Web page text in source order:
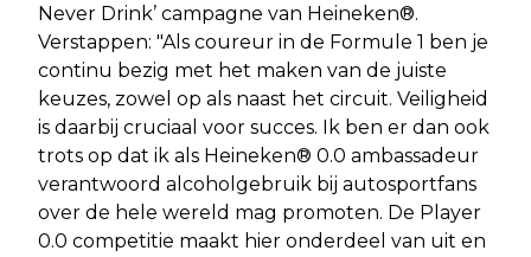
Never Drink’ campagne van Heineken®.
Verstappen: "Als coureur in de Formule 1 ben je
continu bezig met het maken van de juiste
keuzes, zowel op als naast het circuit. Veiligheid
is daarbij cruciaal voor succes. Ik ben er dan ook
trots op dat ik als Heineken® 0.0 ambassadeur
verantwoord alcoholgebruik bij autosportfans
over de hele wereld mag promoten. De Player
0.0 competitie maakt hier onderdeel van uit en